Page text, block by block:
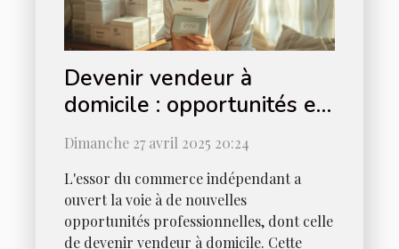
Devenir vendeur à
domicile : opportunités et
défis
Dimanche 27 avril 2025 20:24
L'essor du commerce indépendant a
ouvert la voie à de nouvelles
opportunités professionnelles, dont celle
de devenir vendeur à domicile. Cette